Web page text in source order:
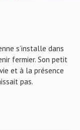
s’installe dans
fermier. Son petit
et à la présence
pas.